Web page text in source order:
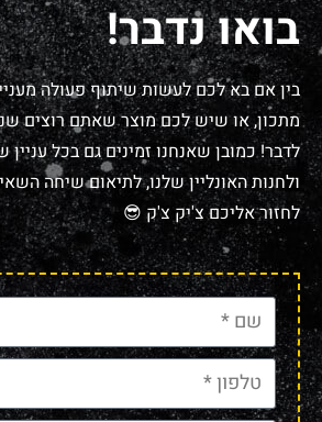
בואו נדבר!
בין אם בא לכם לעשות שיתוף פעולה
מתכון, או שיש לכם מוצר שאתם רוצים
לדבר! כמובן שאנחנו זמינים גם בכל
ולחנות האונליין שלנו, לתיאום שיחה
לחזור אליכם צ'יק צ'ק 😎